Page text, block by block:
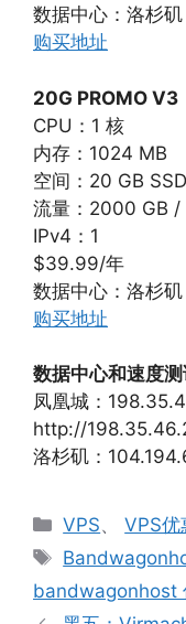
数据中心：洛杉矶
购买地址
20G PROMO V3
CPU：1 核
内存：1024 MB
空间：20 GB SSD
流量：2000 GB /
IPv4：1
$39.99/年
数据中心：洛杉矶
购买地址
数据中心和速度
凤凰城：
http://
洛杉矶：
分
类
VPS、VPS优
标
签
bandwagonhost